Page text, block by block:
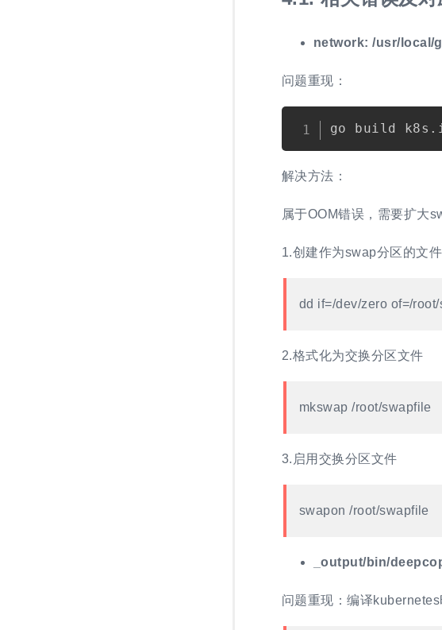
network: /usr/local/
问题重现：
解决方法：
属于OOM错误，需要扩大
1.创建作为swap分区的文
dd if=/dev/zero of=/
2.格式化为交换分区文件
mkswap /root/swapfile
3.启用交换分区文件
swapon /root/swapfile
_output/bin/
问题重现：编译